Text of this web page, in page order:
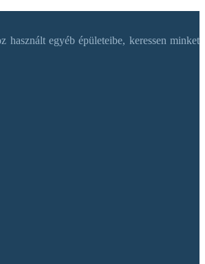
egyéb épületeibe, keressen minket